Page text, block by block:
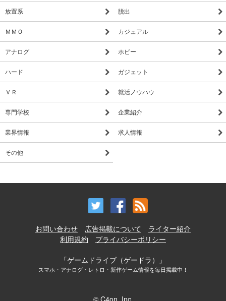
放置系 脱出
ＭＭＯ カジュアル
アナログ ホビー
ハード ガジェット
ＶＲ 就活ノウハウ
専門学校 企業紹介
業界情報 求人情報
その他
お問い合わせ 広告掲載について
ライター紹介
利用規約
プライバシーポリシー
「ゲームドライブ（ゲードラ）」
スマホ・アナログ・レトロ・新作ゲーム情報を毎日掲載中！